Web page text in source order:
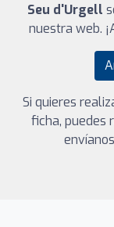
Seu d'Urgell
nuestra web.
Si quieres
ficha, puedes